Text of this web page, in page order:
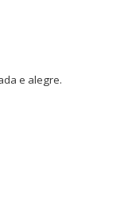
e alegre.